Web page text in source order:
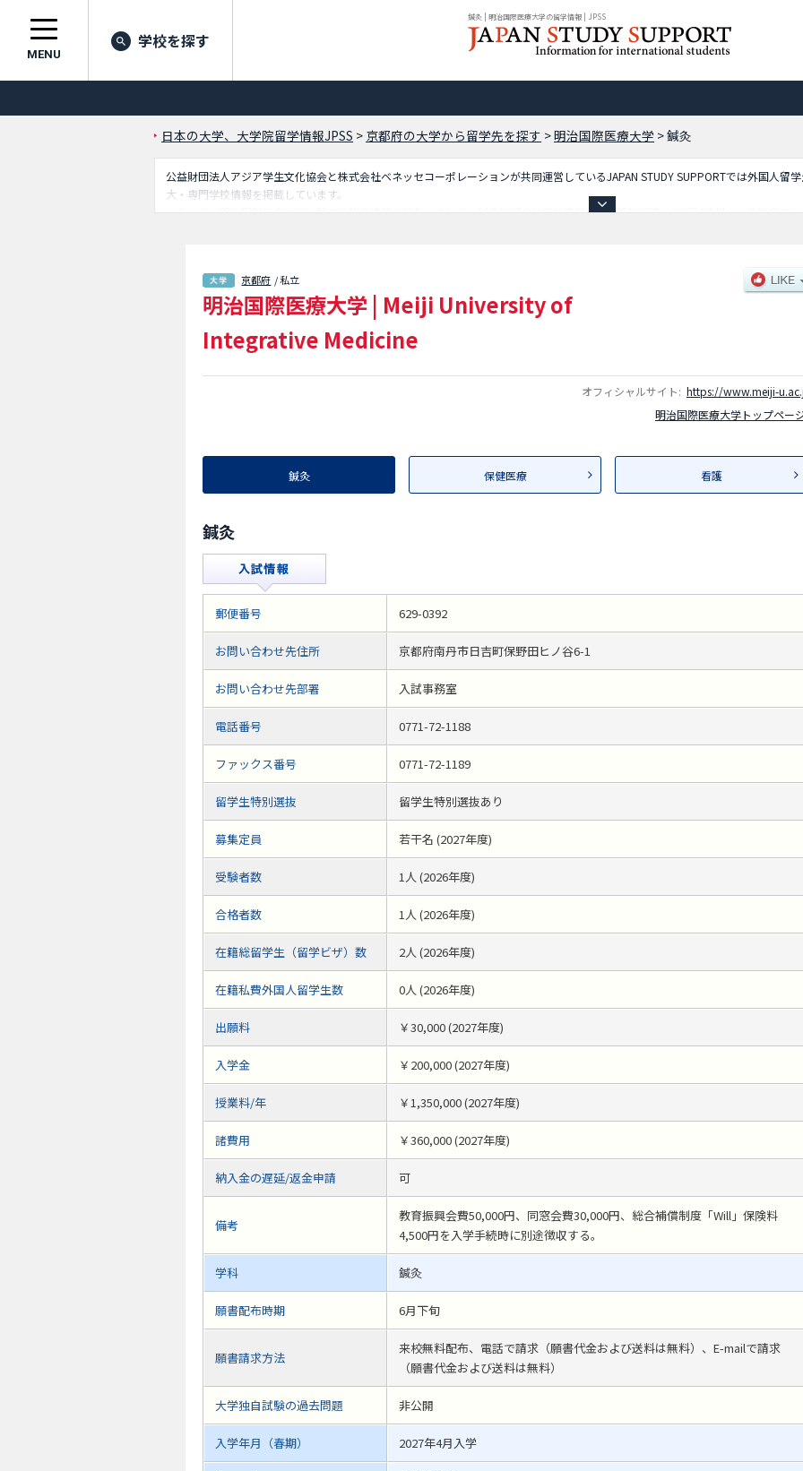
鍼灸 | 明治国際医療大学の留学情報 | JPSS
MENU
学校を探す
日本の大学、大学院留学情報JPSS > 京都府の大学から留学先を探す >明治国際医療大学 >鍼灸
公益財団法人アジア学生文化協会と株式会社ベネッセコーポレーションが共同運営しているJAPAN STUDY SUPPORTでは外国人留
大・専門学校情報を掲載しています。
こちらでは明治国際医療大学に関する詳細情報を記載しており、鍼灸学部や保健医療学部や看護学部等、学部別情報や、募集定員
京都府 / 私立
明治国際医療大学 | Meiji University of
Integrative Medicine
オフィシャルサイト: https://www.meiji-
明治国際医療大学トップペー
鍼灸 保健医療 看護
鍼灸
郵便番号 629-0392
お問い合わせ先住所 京都府南丹市日吉町保野田ヒノ谷6-1
お問い合わせ先部署 入試事務室
電話番号 0771-72-1188
ファックス番号 0771-72-1189
留学生特別選抜 留学生特別選抜あり
募集定員 若干名 (2027年度)
受験者数 1人 (2026年度)
合格者数 1人 (2026年度)
在籍総留学生（留学ビザ）数 2人 (2026年度)
在籍私費外国人留学生数 0人 (2026年度)
出願料 ￥30,000 (2027年度)
入学金 ￥200,000 (2027年度)
授業料/年 ￥1,350,000 (2027年度)
諸費用 ￥360,000 (2027年度)
納入金の遅延/返金申請 可
備考
教育振興会費50,000円、同窓会費30,000円、総合補償制度「Will」保険料
4,500円を入学手続時に別途徴収する。
学科 鍼灸
願書配布時期 6月下旬
願書請求方法
来校無料配布、電話で請求（願書代金および送料は無料）、E-mailで請求
（願書代金および送料は無料）
大学独自試験の過去問題 非公開
入学年月（春期） 2027年4月入学